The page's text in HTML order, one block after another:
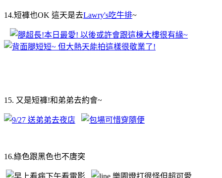
14.短褲也OK 這天是去Lawry's吃牛排~
15. 又是短褲!和弟弟去約會~
16.綠色跟黑色也不唐突